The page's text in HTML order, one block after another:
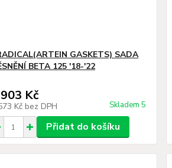
GASKETS) SADA
BETA 125 '18-'22
Kč
Kč bez DPH Skladem 5
Přidat do košíku